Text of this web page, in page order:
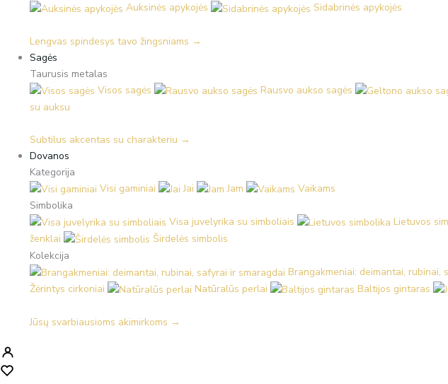
Auksinės apykojės
Sidabrinės apykojės
Lengvas spindesys tavo žingsniams →
Sagės
Taurusis metalas
Visos sagės
Rausvo aukso sagės
su auksu
Subtilus akcentas su charakteriu →
Dovanos
Kategorija
Visi gaminiai
Jai Jam
Vaikams
Simbolika
Visa juvelyrika su simboliais
Lietuvos
ženklai
Širdelės simbolis
Kolekcija
Brangakmeniai: deimantai, rubinai,
Žėrintys cirkoniai
Natūralūs perlai Baltijos gintaras
Jūsų svarbiausioms akimirkoms →